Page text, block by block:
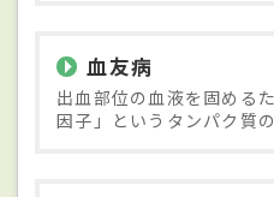
血友病
出血部位の血液を固める
因子」というタンパク質